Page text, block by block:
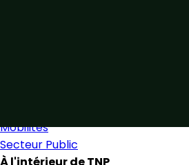
Mobilités
Secteur Public